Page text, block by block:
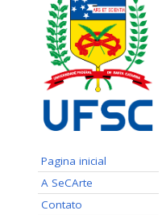
Pagina inicial
A SeCArte
Contato